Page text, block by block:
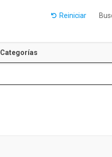
Reiniciar
Categorías